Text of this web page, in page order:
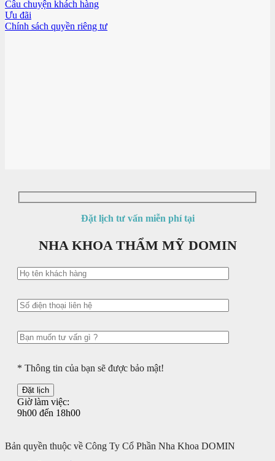
Câu chuyện khách hàng
Ưu đãi
Chính sách quyền riêng tư
Đặt lịch tư vấn miễn phí tại
NHA KHOA THẨM MỸ DOMIN
* Thông tin của bạn sẽ được bảo mật!
Giờ làm việc:
9h00 đến 18h00
Bản quyền thuộc về Công Ty Cổ Phần Nha Khoa DOMIN